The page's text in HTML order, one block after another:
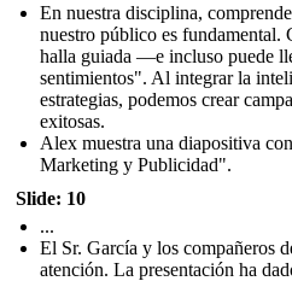
En nuestra disciplina,
nuestro público es fundamental.
halla guiada —e incluso puede
sentimientos". Al integrar la
estrategias, podemos crear
exitosas.
Alex muestra una diapositiva
Marketing y Publicidad".
Slide: 10
...
El Sr. García y los compañeros
atención. La presentación ha